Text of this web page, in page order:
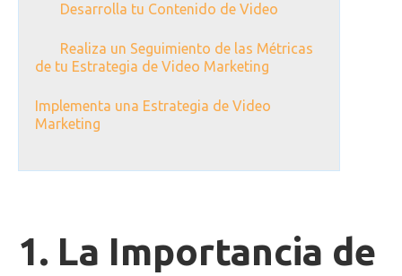
Desarrolla tu Contenido de Video
Realiza un Seguimiento de las Métricas
de tu Estrategia de Video Marketing
Implementa una Estrategia de Video
Marketing
1. La Importancia de